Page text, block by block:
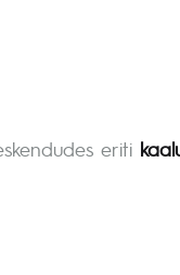
eriti